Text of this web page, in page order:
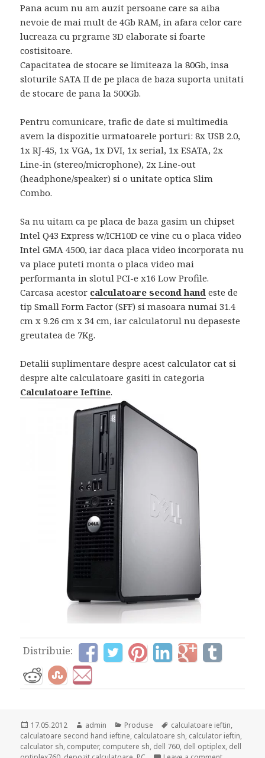
Pana acum nu am auzit persoane care sa aiba
nevoie de mai mult de 4Gb RAM, in afara celor care
lucreaza cu prgrame 3D elaborate si foarte
costisitoare.
Capacitatea de stocare se limiteaza la 80Gb, insa
sloturile SATA II de pe placa de baza suporta unitati
de stocare de pana la 500Gb.
Pentru comunicare, trafic de date si multimedia
avem la dispozitie urmatoarele porturi: 8x USB 2.0,
1x RJ-45, 1x VGA, 1x DVI, 1x serial, 1x ESATA, 2x
Line-in (stereo/microphone), 2x Line-out
(headphone/speaker) si o unitate optica Slim
Combo.
Sa nu uitam ca pe placa de baza gasim un chipset
Intel Q43 Express w/ICH10D ce vine cu o placa video
Intel GMA 4500, iar daca placa video incorporata nu
va place puteti monta o placa video mai
performanta in slotul PCI-e x16 Low Profile.
Carcasa acestor calculatoare second hand este de
tip Small Form Factor (SFF) si masoara numai 31.4
cm x 9.26 cm x 34 cm, iar calculatorul nu depaseste
greutatea de 7Kg.
Detalii suplimentare despre acest calculator cat si
despre alte calculatoare gasiti in categoria
Calculatoare Ieftine.
Distribuie:
Posted
on
17.05.2012 Author
admin Categories
Produse Tags
calculatoare ieftin,
calculatoare second hand ieftine, calculatoare sh, calculator ieftin,
calculator sh, computer, computere sh, dell 760, dell optiplex, dell